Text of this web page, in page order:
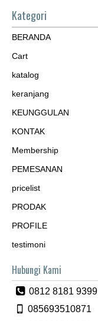
Kategori
BERANDA
Cart
katalog
keranjang
KEUNGGULAN
KONTAK
Membership
PEMESANAN
pricelist
PRODAK
PROFILE
testimoni
Hubungi Kami
0812 8181 9399
085693510871